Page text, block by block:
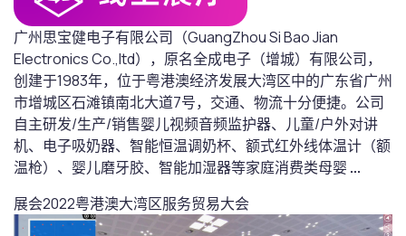
广州思宝健电子有限公司（GuangZhou Si Bao Jian
Electronics Co.,ltd），原名全成电子（增城）有限公司，
创建于1983年，位于粤港澳经济发展大湾区中的广东省广州
市增城区石滩镇南北大道7号，交通、物流十分便捷。公司
自主研发/生产/销售婴儿视频音频监护器、儿童/户外对讲
机、电子吸奶器、智能恒温调奶杯、额式红外线体温计（额
温枪）、婴儿磨牙胶、智能加湿器等家庭消费类母婴 ...
展会2022粤港澳大湾区服务贸易大会